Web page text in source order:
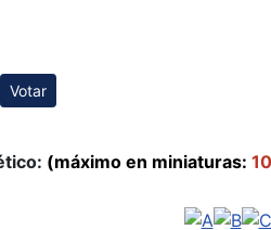
(máximo en miniaturas: